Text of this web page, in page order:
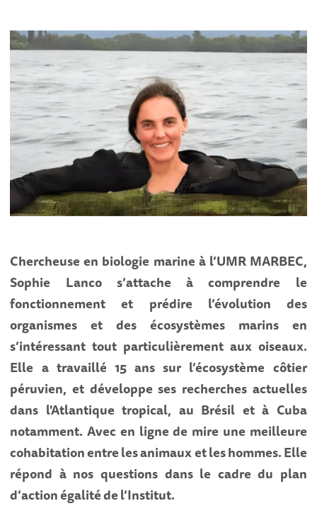
Chercheuse en biologie marine à l’UMR MARBEC,
Sophie Lanco s’attache à comprendre le
fonctionnement et prédire l’évolution des
organismes et des écosystèmes marins en
s’intéressant tout particulièrement aux oiseaux.
Elle a travaillé 15 ans sur l’écosystème côtier
péruvien, et développe ses recherches actuelles
dans l'Atlantique tropical, au Brésil et à Cuba
notamment. Avec en ligne de mire une meilleure
cohabitation entre les animaux et les hommes. Elle
répond à nos questions dans le cadre du plan
d’action égalité de l’Institut.